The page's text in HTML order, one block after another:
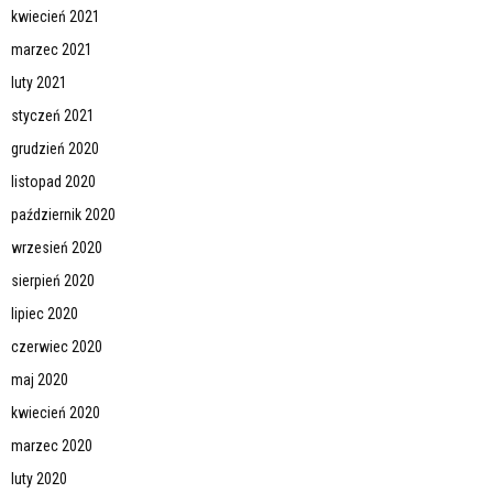
kwiecień 2021
marzec 2021
luty 2021
styczeń 2021
grudzień 2020
listopad 2020
październik 2020
wrzesień 2020
sierpień 2020
lipiec 2020
czerwiec 2020
maj 2020
kwiecień 2020
marzec 2020
luty 2020